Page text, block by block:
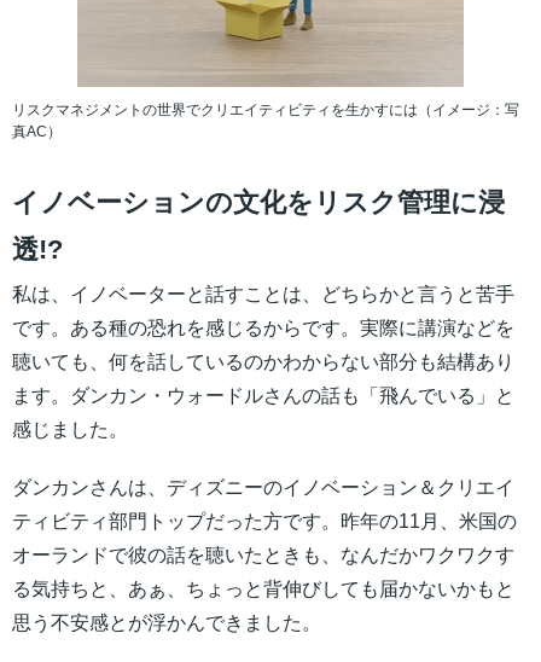
リスクマネジメントの世界でクリエイティビティを生かすには（イメージ：写
真AC）
イノベーションの文化をリスク管理に浸
透!?
私は、イノベーターと話すことは、どちらかと言うと苦手
です。ある種の恐れを感じるからです。実際に講演などを
聴いても、何を話しているのかわからない部分も結構あり
ます。ダンカン・ウォードルさんの話も「飛んでいる」と
感じました。
ダンカンさんは、ディズニーのイノベーション＆クリエイ
ティビティ部門トップだった方です。昨年の11月、米国の
オーランドで彼の話を聴いたときも、なんだかワクワクす
る気持ちと、あぁ、ちょっと背伸びしても届かないかもと
思う不安感とが浮かんできました。